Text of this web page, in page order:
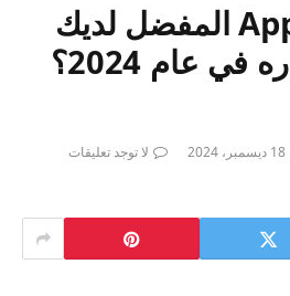
ما هو منتج Apple المفضل لديك
والذي تم إصداره في عام 2024؟
18 ديسمبر، 2024
لا توجد تعليقات